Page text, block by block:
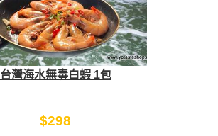
台灣海水無毒白蝦 1包
$298